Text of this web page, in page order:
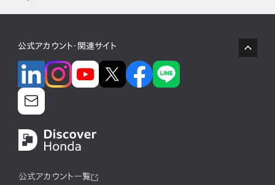
公式アカウント・関連サイト
公式アカウント一覧